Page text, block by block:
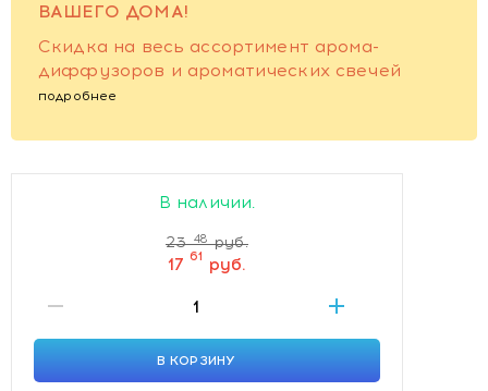
ВАШЕГО ДОМА!
Скидка на весь ассортимент арома-
диффузоров и ароматических свечей
подробнее
В наличии.
23 48 руб.
17 61 руб.
В КОРЗИНУ